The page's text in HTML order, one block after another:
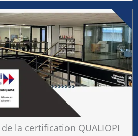
la certification QUALIOPI